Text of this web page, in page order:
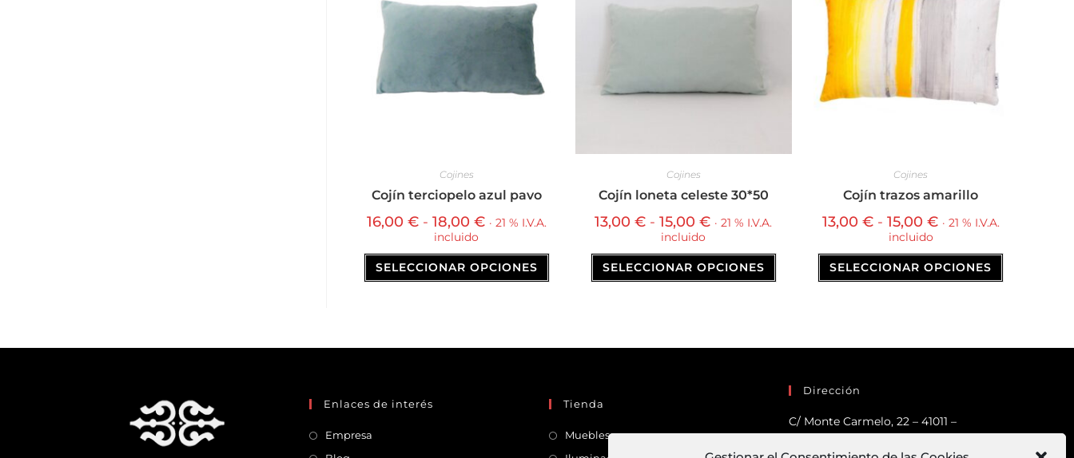
Cojines
Cojín terciopelo azul pavo
16,00 € - 18,00 € · 21 % I.V.A.
incluido
SELECCIONAR OPCIONES
Cojines
Cojín loneta celeste 30*50
13,00€ - 15,00€ · 21 % I.V.A.
incluido
SELECCIONAR OPCIONES
Cojines
Cojín trazos amarillo
13,00 € - 15,00 € · 21 % I.V.A.
incluido
SELECCIONAR OPCIONES
Enlaces de interés
Empresa
Tienda
Muebles
Dirección
C/ Monte Carmelo, 22 – 41011 –